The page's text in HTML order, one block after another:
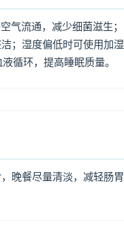
气流通，减少细菌滋生；
；湿度偏低时可使用加湿
循环，提高睡眠质量。
晚餐尽量清淡，减轻肠胃